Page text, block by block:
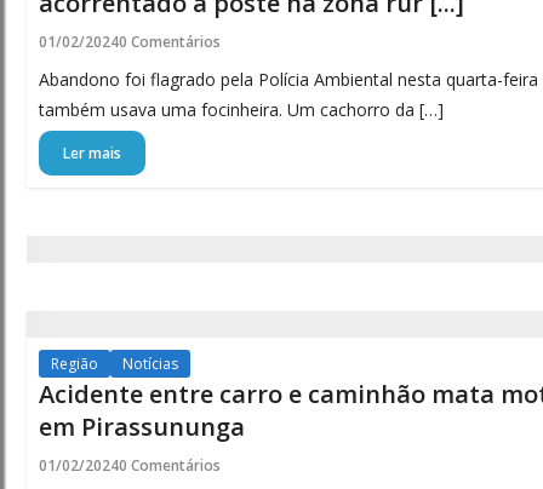
01/02/20240 Comentários
Abandono foi flagrado pela Polícia Ambiental nesta quarta-
também usava uma focinheira. Um cachorro da […]
Ler mais
Região Notícias
Acidente entre carro e caminhão mata
em Pirassununga
01/02/20240 Comentários